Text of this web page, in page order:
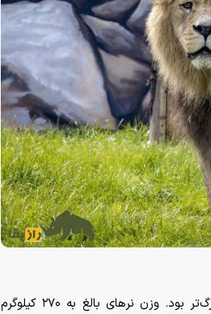
به گزارش راز بقا، شیر بربری از نظر جثه از بسیاری از شیر‌های امروزی بزرگ‌تر بود. وزن نر‌های بالغ به ۲۷۰ کیلوگرم